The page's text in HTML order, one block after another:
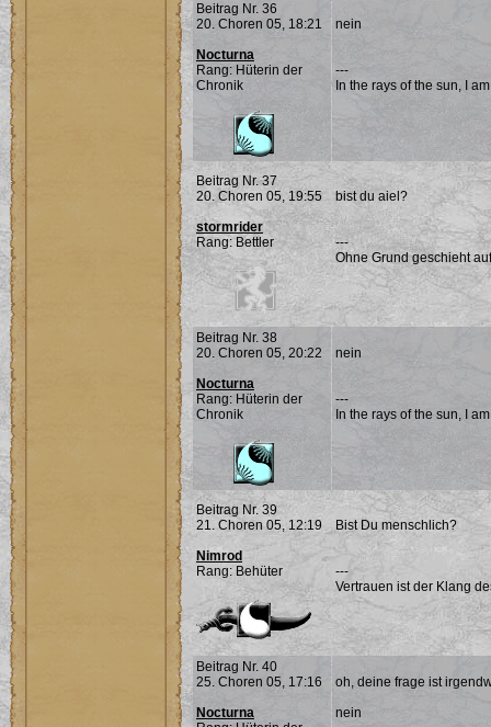
Beitrag Nr. 36
20. Choren 05, 18:21
Nocturna
Rang: Hüterin der
Chronik
nein
---
In the rays of the sun, I
Beitrag Nr. 37
20. Choren 05, 19:55
stormrider
Rang: Bettler
bist du aiel?
---
Ohne Grund geschieht
Beitrag Nr. 38
20. Choren 05, 20:22
Nocturna
Rang: Hüterin der
Chronik
nein
---
In the rays of the sun, I
Beitrag Nr. 39
21. Choren 05, 12:19
Nimrod
Rang: Behüter
Bist Du menschlich?
---
Vertrauen ist der Klang
Beitrag Nr. 40
25. Choren 05, 17:16
Nocturna
oh, deine frage ist
nein